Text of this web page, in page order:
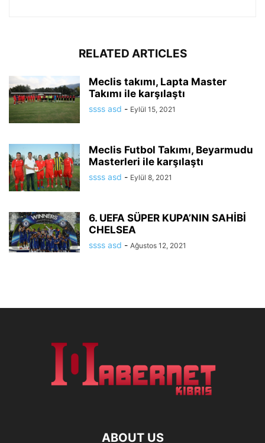
RELATED ARTICLES
Meclis takımı, Lapta Master
Takımı ile karşılaştı
ssss asd - Eylül 15, 2021
Meclis Futbol Takımı, Beyarmudu
Masterleri ile karşılaştı
ssss asd - Eylül 8, 2021
6. UEFA SÜPER KUPA’NIN SAHİBİ
CHELSEA
ssss asd - Ağustos 12, 2021
ABOUT US